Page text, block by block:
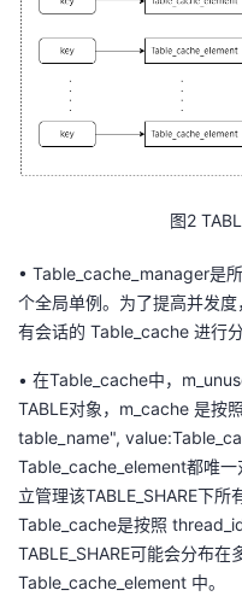
图2
• Table_cache_manager是
个全局单例。 为了提高并发度
有会话的 Table_cache 进行
• 在Table_cache中，
TABLE对象， m_cache 是按
table_name",
Table_cache_element都唯一
立管理该TABLE_SHARE下
Table_cache是按照
TABLE_SHARE可能会分布在
Table_cache_element 中。